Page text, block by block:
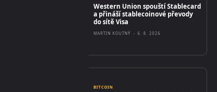
Western Union spouští Stablecard
a přináší stablecoinové převody
do sítě Visa
MARTIN KOUTNÝ - 6. 8. 2026
BITCOIN